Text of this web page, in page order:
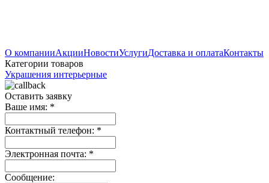
О компанииАкцииНовостиУслугиДоставка и оплатаКонтакты
Категории товаров
Украшения интерьерные
Оставить заявку
Ваше имя: *
Контактный телефон: *
Электронная почта: *
Сообщение: